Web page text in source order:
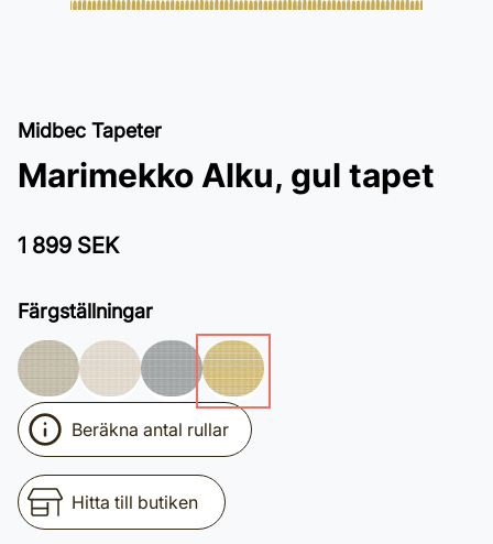
Midbec Tapeter
Marimekko Alku, gul tapet
1 899 SEK
Färgställningar
Beräkna antal rullar
Hitta till butiken